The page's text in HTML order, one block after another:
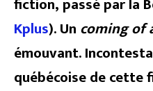
Kplus). Un coming of
émouvant.
québécoise de cette